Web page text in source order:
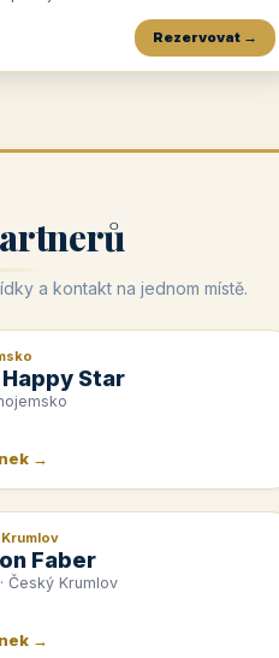
Rezervovat →
a kontakt na jednom místě.
Star
→
Krumlov
Faber
Český Krumlov
→